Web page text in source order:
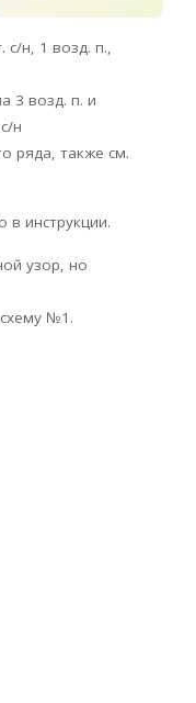
с/н, 1 возд. п.,
3 возд. п. и
н
ряда, также см.
в инструкции.
узор, но
№1.